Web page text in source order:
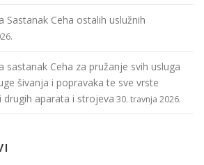
Sastanak Ceha ostalih uslužnih
sastanak Ceha za pružanje svih usluga
šivanja i popravaka te sve vrste
drugih aparata i strojeva 30. travnja 2026.